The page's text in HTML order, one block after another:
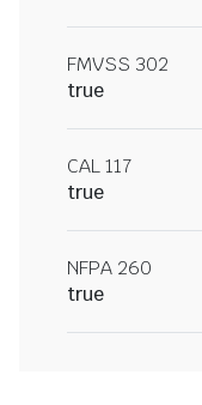
FMVSS 302
true
CAL 117
true
NFPA 260
true